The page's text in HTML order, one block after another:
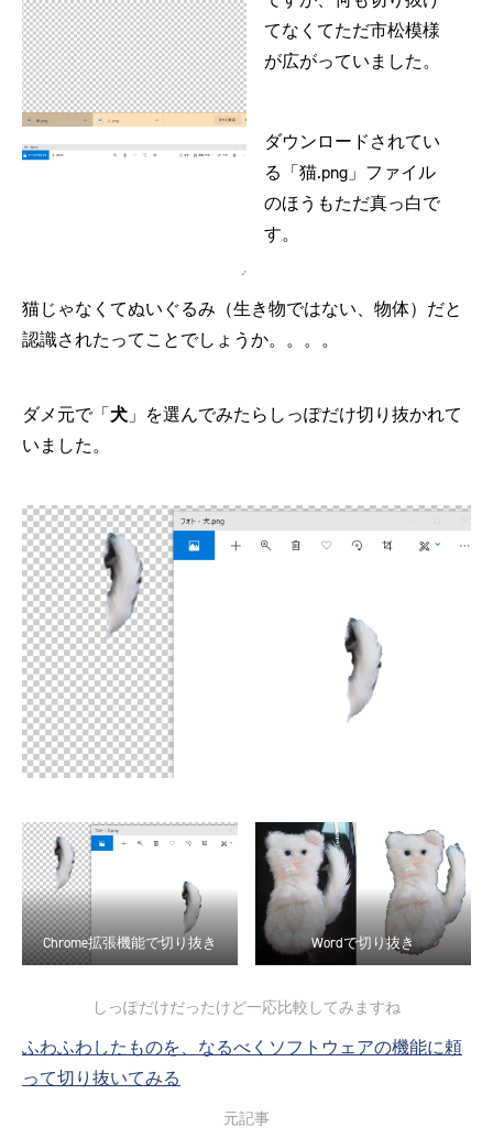
てなくてただ市松模様
が広がっていました。
ダウンロードされてい
る「猫.png」ファイル
のほうもただ真っ白で
す。
猫じゃなくてぬいぐるみ（生き物ではない、物体）だと
認識されたってことでしょうか。。。。
ダメ元で「犬 」を選んでみたらしっぽだけ切り抜かれて
いました。
Chrome拡張機能で切り抜き Wordで切り抜き
しっぽだけだったけど一応比較してみますね
ふわふわしたものを、なるべくソフトウェアの機能に頼
って切り抜いてみる
元記事